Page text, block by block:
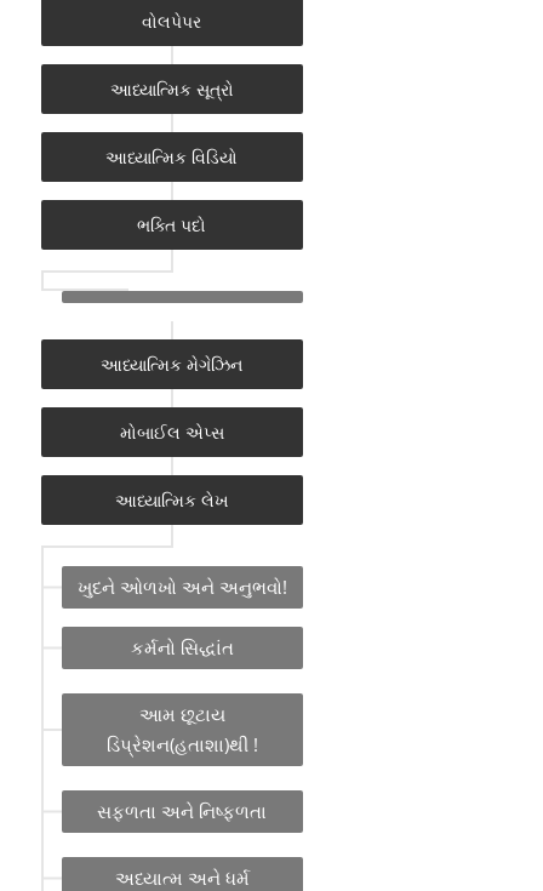
વોલપેપર
આધ્યાત્મિક સૂત્રો
આધ્યાત્મિક વિડિયો
ભક્તિ પદો
આધ્યાત્મિક મેગેઝિન
મોબાઈલ એપ્સ
આધ્યાત્મિક લેખ
ખુદને ઓળખો અને અનુભવો!
કર્મનો સિદ્ધાંત
આમ છૂટાય
ડિપ્રેશન(હતાશા)થી !
સફળતા અને નિષ્ફળતા
અધ્યાત્મ અને ધર્મ